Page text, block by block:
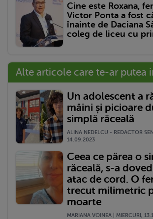
Cine este Roxana,
Victor Ponta a fost
înainte de Daciana
coleg de liceu cu
Alte articole care te-ar putea
Un adolescent a
mâini și picioare
simplă răceală
ALINA NEDELCU - REDACTOR
14.09.2023
Ceea ce părea o
răceală, s-a
atac de cord. O
trecut milimetric
moarte
MARIANA VOINEA | MIERCURI,